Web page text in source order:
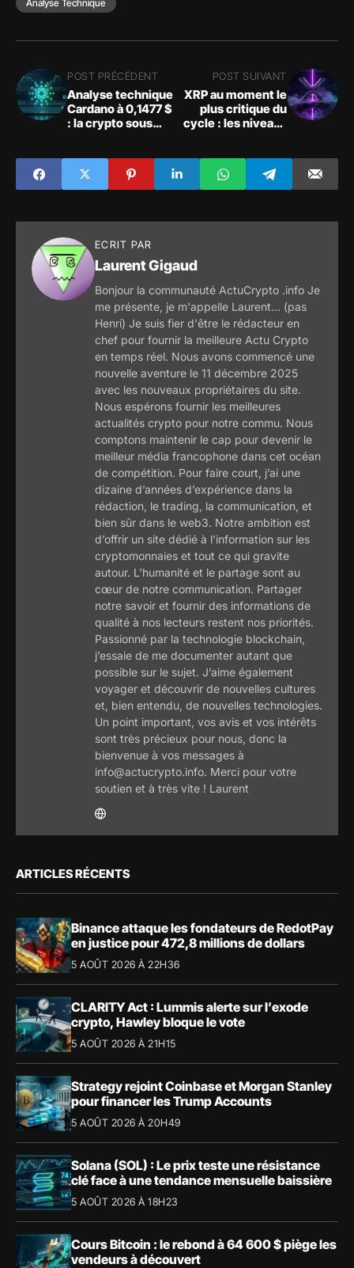
Analyse Technique
POST PRÉCÉDENT
Analyse technique
Cardano à 0,1477 $
: la crypto sous
POST SUIVANT
XRP au moment le
plus critique du
cycle : les niveaux
ECRIT PAR
Laurent Gigaud
Bonjour la communauté ActuCrypto .info Je
me présente, je m'appelle Laurent... (pas
Henri) Je suis fier d'être le rédacteur en
chef pour fournir la meilleure Actu Crypto
en temps réel. Nous avons commencé une
nouvelle aventure le 11 décembre 2025
avec les nouveaux propriétaires du site.
Nous espérons fournir les meilleures
actualités crypto pour notre commu. Nous
comptons maintenir le cap pour devenir le
meilleur média francophone dans cet océan
de compétition. Pour faire court, j’ai une
dizaine d’années d’expérience dans la
rédaction, le trading, la communication, et
bien sûr dans le web3. Notre ambition est
d’offrir un site dédié à l’information sur les
cryptomonnaies et tout ce qui gravite
autour. L’humanité et le partage sont au
cœur de notre communication. Partager
notre savoir et fournir des informations de
qualité à nos lecteurs restent nos priorités.
Passionné par la technologie blockchain,
j’essaie de me documenter autant que
possible sur le sujet. J’aime également
voyager et découvrir de nouvelles cultures
et, bien entendu, de nouvelles technologies.
Un point important, vos avis et vos intérêts
sont très précieux pour nous, donc la
bienvenue à vos messages à
info@actucrypto.info. Merci pour votre
soutien et à très vite ! Laurent
ARTICLES RÉCENTS
Binance attaque les fondateurs de RedotPay
en justice pour 472,8 millions de dollars
5 AOÛT 2026 À 22H36
CLARITY Act : Lummis alerte sur l’exode
crypto, Hawley bloque le vote
5 AOÛT 2026 À 21H15
Strategy rejoint Coinbase et Morgan Stanley
pour financer les Trump Accounts
5 AOÛT 2026 À 20H49
Solana (SOL) : Le prix teste une résistance
clé face à une tendance mensuelle baissière
5 AOÛT 2026 À 18H23
Cours Bitcoin : le rebond à 64 600 $ piège les
vendeurs à découvert